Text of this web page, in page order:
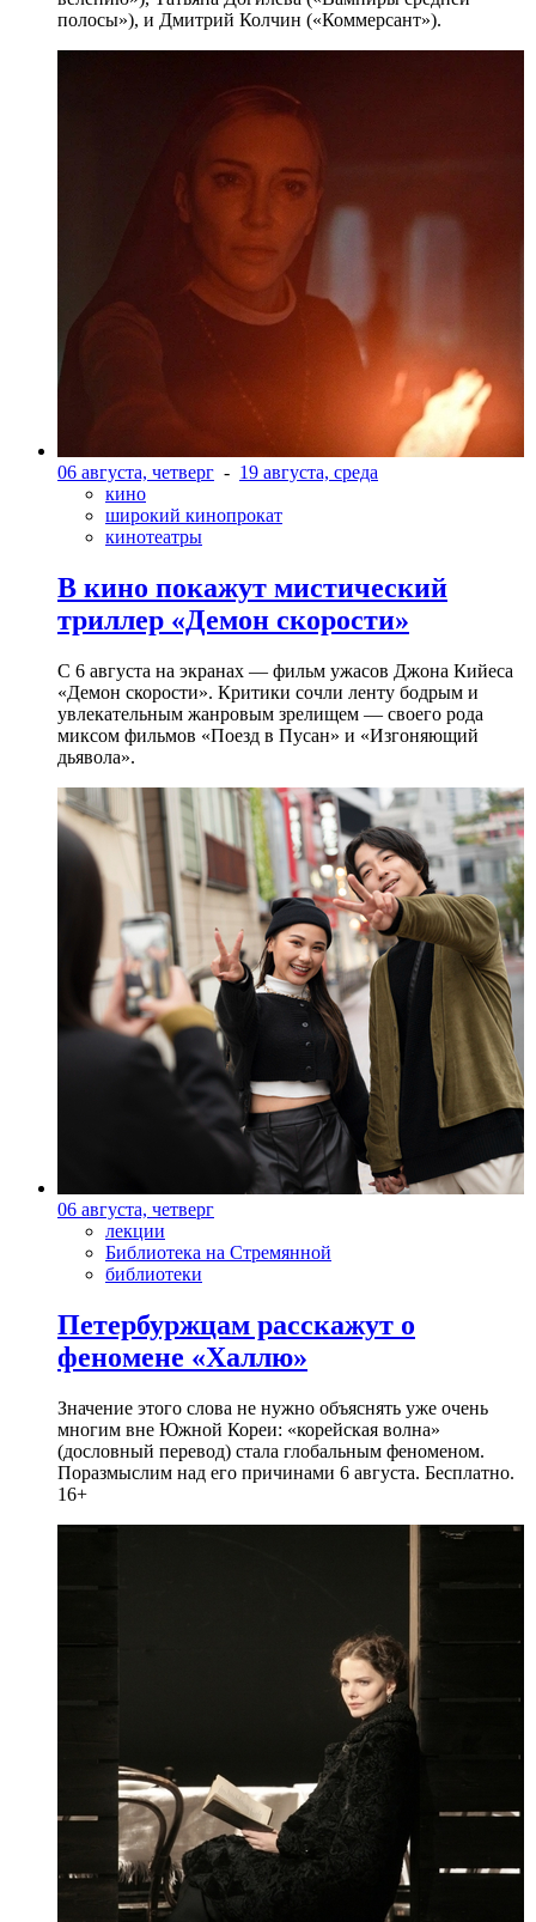
полосы»), и Дмитрий Колчин («Коммерсант»).
06 августа, четверг - 19 августа, среда
кино
широкий кинопрокат
кинотеатры
В кино покажут мистический
триллер «Демон скорости»
С 6 августа на экранах — фильм ужасов Джона Кийеса
«Демон скорости». Критики сочли ленту бодрым и
увлекательным жанровым зрелищeм — своего рода
миксом фильмов «Поезд в Пусан» и «Изгоняющий
дьявола».
06 августа, четверг
лекции
Библиотека на Стремянной
библиотеки
Петербуржцам расскажут о
феномене «Халлю»
Значение этого слова не нужно объяснять уже очень
многим вне Южной Кореи: «корейская волна»
(дословный перевод) стала глобальным феноменом.
Поразмыслим над его причинами 6 августа. Бесплатно.
16+